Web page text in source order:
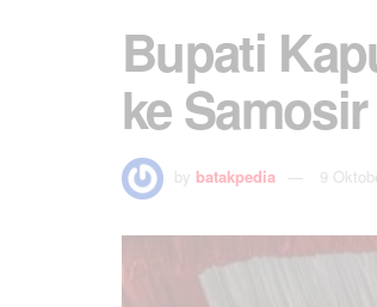
Bupati
ke Samosir
by batakpedia 9